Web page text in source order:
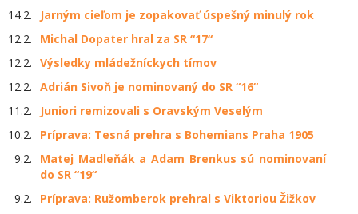
14.2.
Jarným cieľom je zopakovať úspešný minulý rok
12.2.
Michal Dopater hral za SR “17“
12.2. Výsledky mládežníckych tímov
12.2. Adrián Sivoň je nominovaný do SR “16“
11.2.
Juniori remizovali s Oravským Veselým
10.2.
Príprava: Tesná prehra s Bohemians Praha 1905
9.2.
Matej Madleňák a Adam Brenkus sú nominovaní
do SR “19“
9.2.
Príprava: Ružomberok prehral s Viktoriou Žižkov